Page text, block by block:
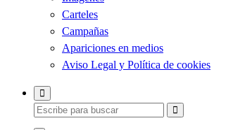
Carteles
Campañas
Apariciones en medios
Aviso Legal y Política de cookies